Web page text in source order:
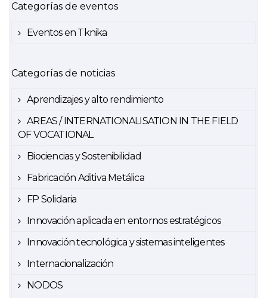
Categorías de eventos
Eventos en Tknika
Categorías de noticias
Aprendizajes y alto rendimiento
AREAS / INTERNATIONALISATION IN THE FIELD
OF VOCATIONAL
Biociencias y Sostenibilidad
Fabricación Aditiva Metálica
FP Solidaria
Innovación aplicada en entornos estratégicos
Innovación tecnológica y sistemas inteligentes
Internacionalización
NODOS